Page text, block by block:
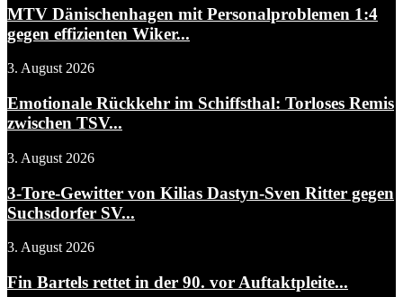
MTV Dänischenhagen mit Personalproblemen 1:4
gegen effizienten Wiker...
3. August 2026
Emotionale Rückkehr im Schiffsthal: Torloses Remis
zwischen TSV...
3. August 2026
3-Tore-Gewitter von Kilias Dastyn-Sven Ritter gegen
Suchsdorfer SV...
3. August 2026
Fin Bartels rettet in der 90. vor Auftaktpleite...